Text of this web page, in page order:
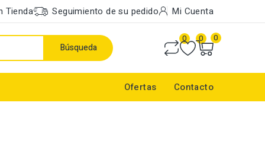
Tienda Seguimiento de su pedido Mi Cuenta
Búsqueda
0 0 0
Ofertas Contacto